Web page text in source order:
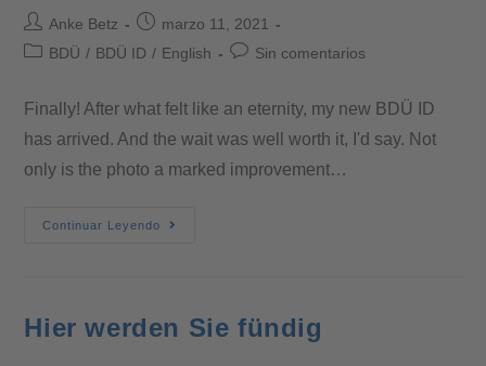
Anke Betz
marzo 11, 2021
BDÜ / BDÜ ID / English Sin comentarios
Finally! After what felt like an eternity, my new BDÜ ID
has arrived. And the wait was well worth it, I'd say. Not
only is the photo a marked improvement…
Continuar Leyendo
Hier werden Sie fündig